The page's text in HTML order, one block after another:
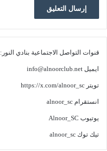
قنوات التواصل الاجتماعية بنادي النور:
ايميل info@alnoorclub.net
تويتر https://x.com/alnoor_sc
انستقرام alnoor_sc
يوتيوب Alnoor_SC
تيك توك alnoor_sc